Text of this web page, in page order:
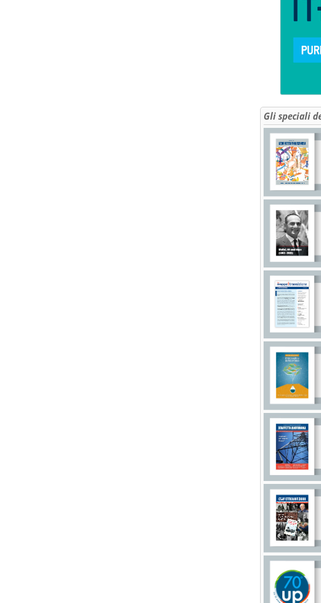
Gli speciali